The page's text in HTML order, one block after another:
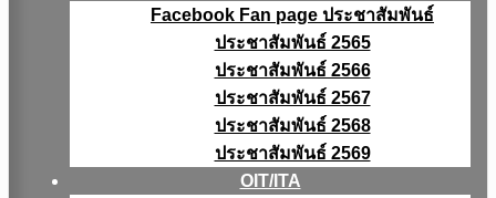
Facebook Fan page ประชาสัมพันธ์
ประชาสัมพันธ์ 2565
ประชาสัมพันธ์ 2566
ประชาสัมพันธ์ 2567
ประชาสัมพันธ์ 2568
ประชาสัมพันธ์ 2569
OIT/ITA